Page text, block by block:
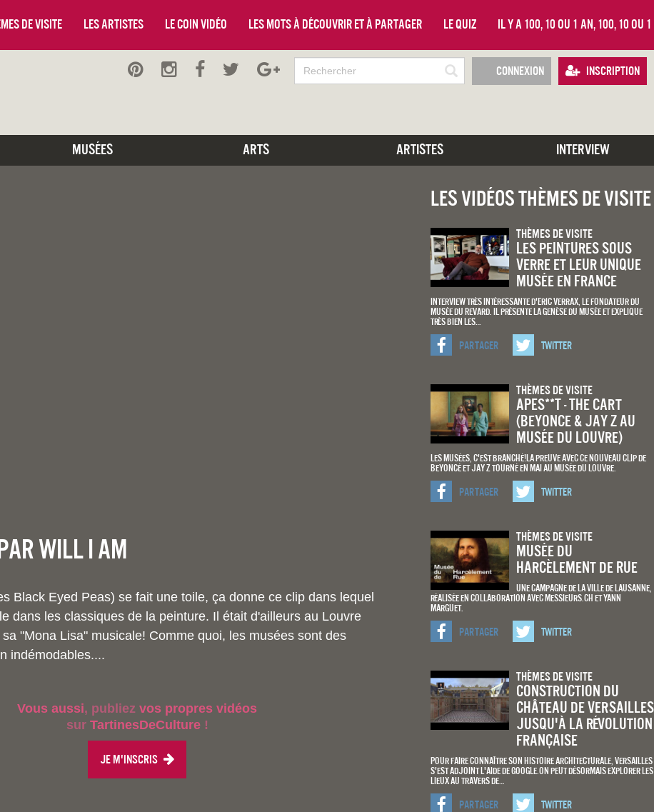
de visite Les artistes Le coin vidéo Les mots à découvrir et à partager Le quiz Il y a 100, 10 ou 1 an, 100, 10 ou
Connexion Inscription
Musées Arts Artistes Interview
Will I am
Black Eyed Peas) se fait une toile, ça donne ce clip dans lequel
dans les classiques de la peinture. Il était d'ailleurs au Louvre
"Mona Lisa" musicale! Comme quoi, les musées sont des
indémodables....
Vous aussi, publiezvos propres vidéos
sur TartinesDeCulture!
Je m'inscris
Les vidéos Thèmes De Visite
Thèmes De Visite
Les peintures sous
verre et leur unique
musée en France
Interview très intéressante d'Eric Verrax, le fondateur du
musée du Revard. Il présente la genèse du musée et explique
très bien les…
Partager Twitter
Thèmes De Visite
APES**T - The Cart
(Beyonce & Jay Z au
musée du louvre)
Les musées, c'est branché!La preuve avec ce nouveau clip de
Beyoncé et Jay Z tourné en mai au Musée du Louvre.
Partager Twitter
Thèmes De Visite
Musée du
Harcèlement de Rue
Une campagne de la Ville de Lausanne,
réalisée en collaboration avec Messieurs.ch et Yann
Marguet.
Partager Twitter
Thèmes De Visite
construction du
château de Versailles
jusqu'à la révolution
française
Pour faire connaître son histoire architecturale, Versailles
s'est adjoint l'aide de Google.On peut désormais explorer les
lieux au travers de…
Partager Twitter